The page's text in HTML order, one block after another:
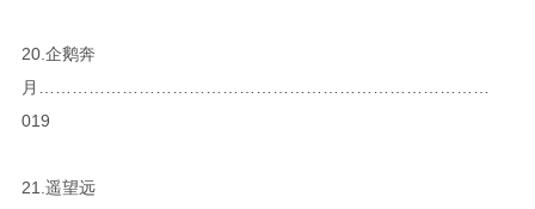
20.企鹅奔
月………………………………………………………………………
019
21.遥望远